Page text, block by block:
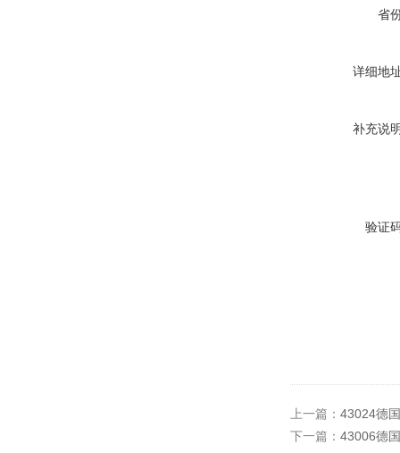
省
详细地
补充说
验证
上一篇： 43024德
下一篇： 43006德